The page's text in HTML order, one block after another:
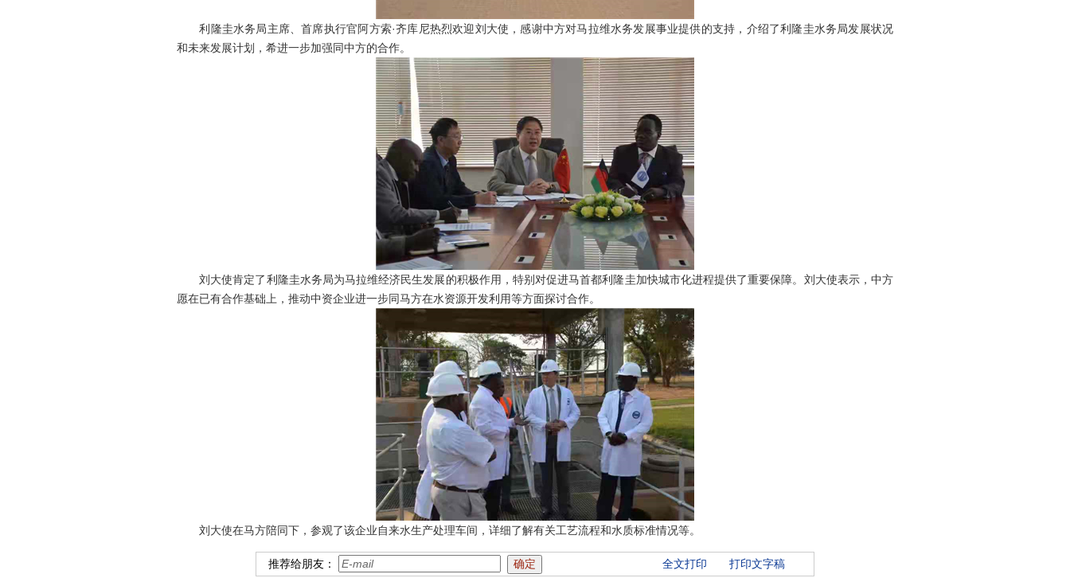
利隆圭水务局主席、首席执行官阿方索·齐库尼热烈欢迎刘大使，感谢中方对马拉维水务发展事业提供的支持，介绍了利隆圭水务局发展状况
和未来发展计划，希进一步加强同中方的合作。
刘大使肯定了利隆圭水务局为马拉维经济民生发展的积极作用，特别对促进马首都利隆圭加快城市化进程提供了重要保障。刘大使表示，中方
愿在已有合作基础上，推动中资企业进一步同马方在水资源开发利用等方面探讨合作。
刘大使在马方陪同下，参观了该企业自来水生产处理车间，详细了解有关工艺流程和水质标准情况等。
推荐给朋友： 全文打印 打印文字稿